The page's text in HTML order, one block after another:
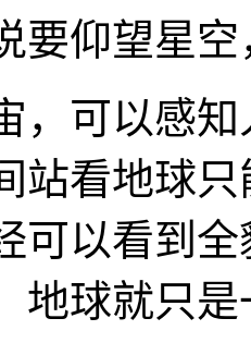
要仰望星
可以感知
站看地球
可以看到
地球就只